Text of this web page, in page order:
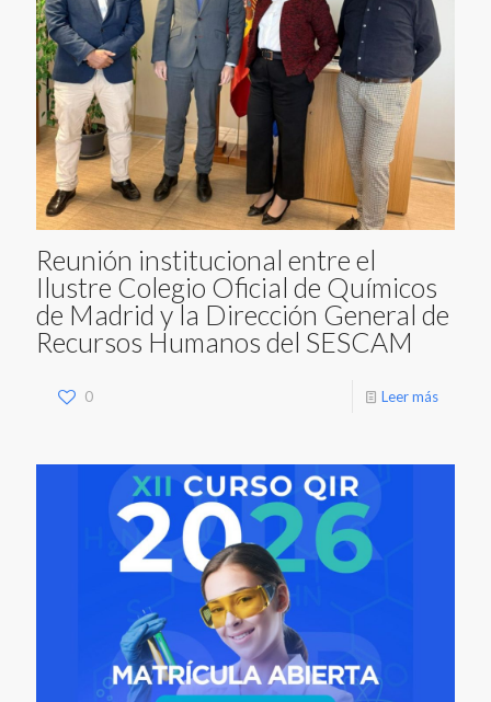
Reunión institucional entre el
Ilustre Colegio Oficial de Químicos
de Madrid y la Dirección General de
Recursos Humanos del SESCAM
0 Leer más